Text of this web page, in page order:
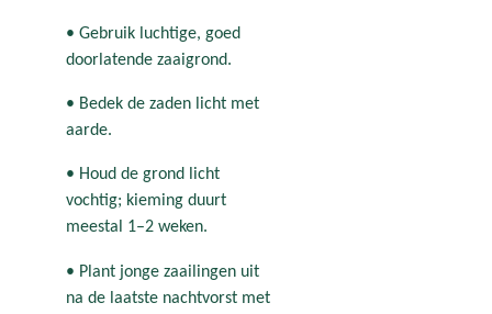
• Gebruik luchtige, goed
doorlatende zaaigrond.
• Bedek de zaden licht met
aarde.
• Houd de grond licht
vochtig; kieming duurt
meestal 1–2 weken.
• Plant jonge zaailingen uit
na de laatste nachtvorst met